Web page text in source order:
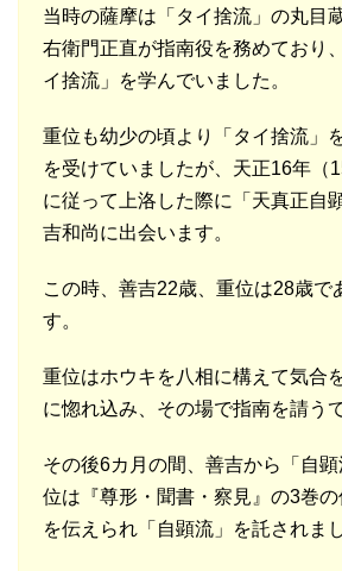
当時の薩摩は「タイ捨流」の丸目
右衛門正直が指南役を務めており
イ捨流」を学んでいました。
重位も幼少の頃より「タイ捨流」
を受けていましたが、天正16年（
に従って上洛した際に「天真正自
吉和尚に出会います。
この時、善吉22歳、重位は28歳で
す。
重位はホウキを八相に構えて気合
に惚れ込み、その場で指南を請う
その後6カ月の間、善吉から「自
位は『尊形・聞書・察見』の3巻
を伝えられ「自顕流」を託されまし